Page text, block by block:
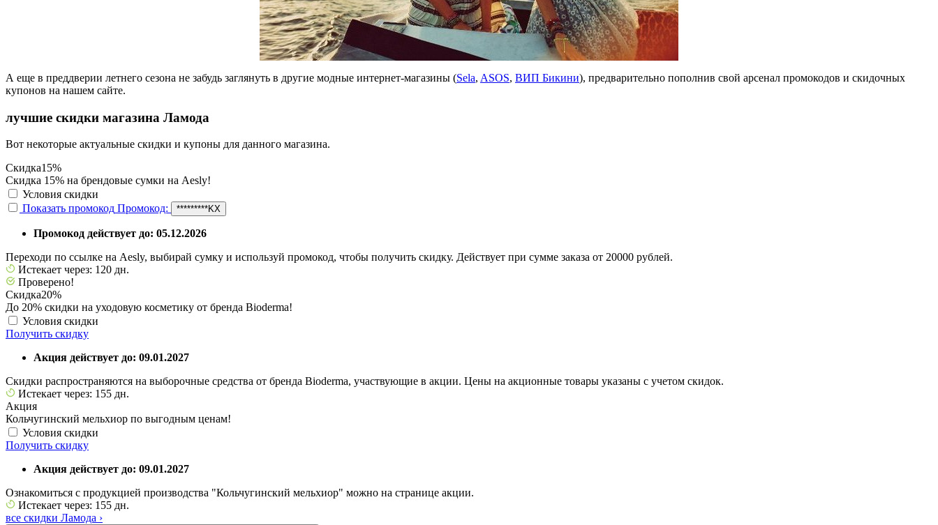
А еще в преддверии летнего сезона не забудь заглянуть в другие модные интернет-магазины (Sela, ASOS, ВИП Бикини), предварительно пополнив свой арсенал промокодов и скидочных
купонов на нашем сайте.
лучшие скидки магазина Ламода
Вот некоторые актуальные скидки и купоны для данного магазина.
Скидка15%
Скидка 15% на брендовые сумки на Aesly!
Условия скидки
Показать промокод Промокод: *********KX
Промокод действует до: 05.12.2026
Переходи по ссылке на Aesly, выбирай сумку и используй промокод, чтобы получить скидку. Действует при сумме заказа от 20000 рублей.
Истекает через: 120 дн.
Проверено!
Скидка20%
До 20% скидки на уходовую косметику от бренда Bioderma!
Условия скидки
Получить скидку
Акция действует до: 09.01.2027
Скидки распространяются на выборочные средства от бренда Bioderma, участвующие в акции. Цены на акционные товары указаны с учетом скидок.
Истекает через: 155 дн.
Акция
Кольчугинский мельхиор по выгодным ценам!
Условия скидки
Получить скидку
Акция действует до: 09.01.2027
Ознакомиться с продукцией производства "Кольчугинский мельхиор" можно на странице акции.
Истекает через: 155 дн.
все скидки Ламода ›